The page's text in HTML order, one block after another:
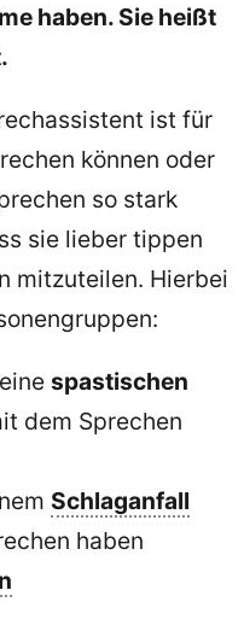
haben. Sie heißt
ist für
können oder
so stark
sie lieber tippen
mitzuteilen. Hierbei
spastischen
dem Sprechen
Schlaganfall
haben